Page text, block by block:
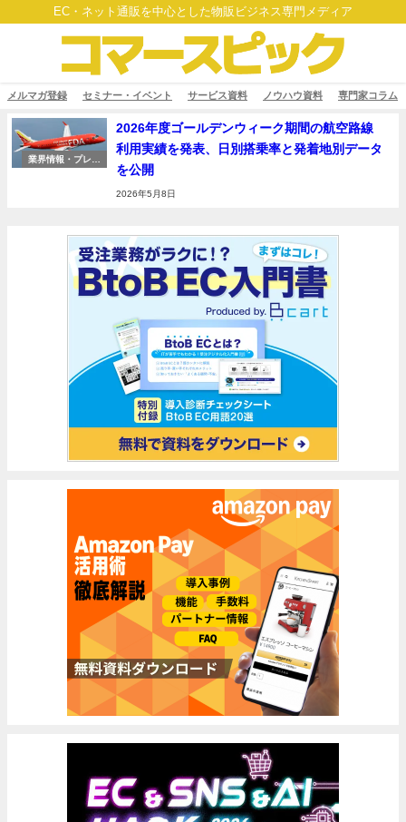
EC・ネット通販を中心とした物販ビジネス専門メディア
メルマガ登録 セミナー・イベント サービス資料 ノウハウ資料 専門家コラム
業界情報・プレス
2026年度ゴールデンウィーク期間の航空路線
利用実績を発表、日別搭乗率と発着地別データ
を公開
2026年5月8日